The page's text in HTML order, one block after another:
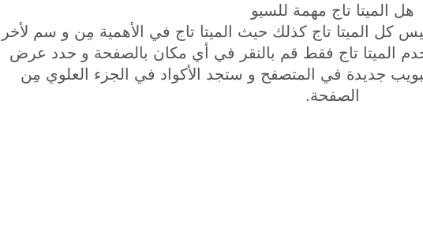
هل الميتا تاج مهمة للسيو
ليس كل الميتا تاج كذلك حيث الميتا تاج في الأهمية مِن و سم لأخر
الميتا تاج فقط قم بالنقر في أي مكان بالصفحة و حدد عرض
جديدة في المتصفح و ستجد الأكواد في الجزء العلوي مِن
الصفحة.